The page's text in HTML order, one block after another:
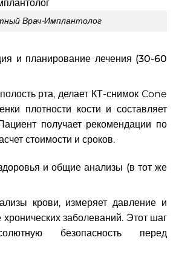
Врач-Имплантолог
и планирование лечения (30-60
рта, делает КТ-снимок Cone
плотности кости и составляет
получает рекомендации по
стоимости и сроков.
и общие анализы (в тот же
крови, измеряет давление и
хронических заболеваний. Этот шаг
безопасность перед